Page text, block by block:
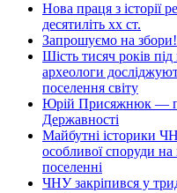
Нова праця з історії
десятиліть хх ст.
Запрошуємо на збори!
Шість тисяч років
археологи
поселення світу
Юрій Присяжнюк —
Державності
Майбутні історики
особливої споруди
поселенні
ЧНУ закріпився у